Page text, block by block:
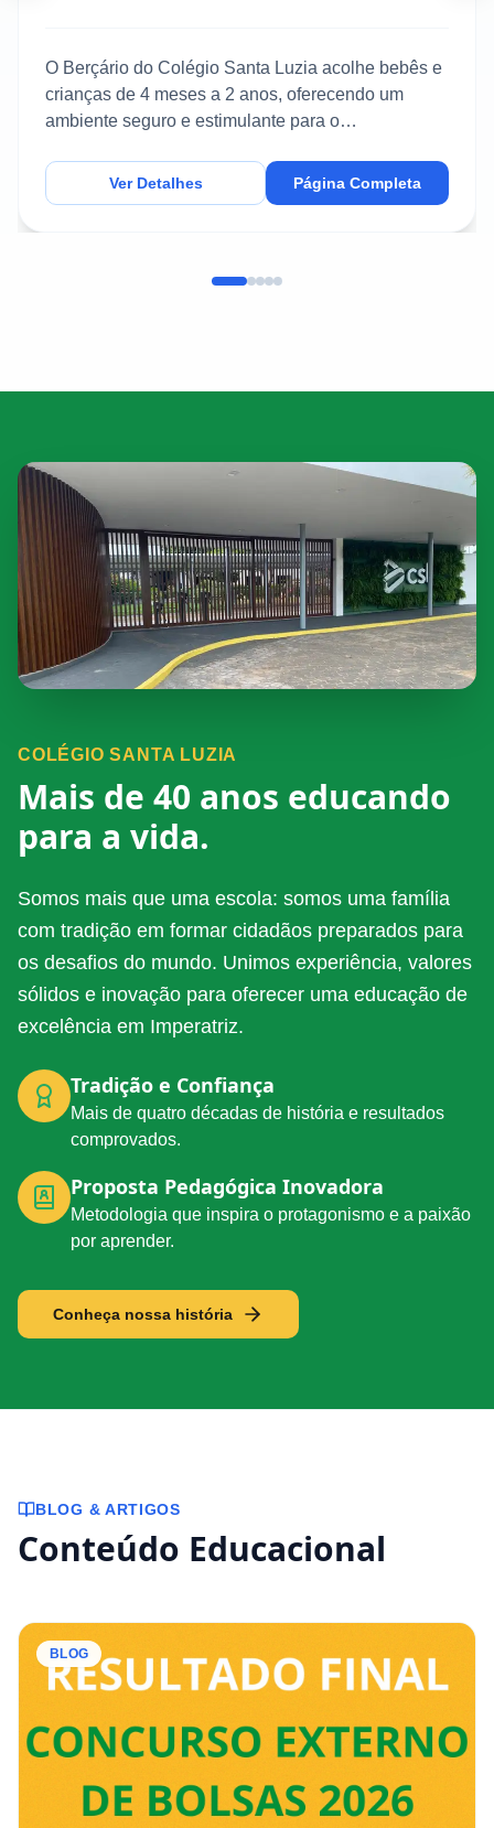
O Berçário do Colégio Santa Luzia acolhe bebês e
crianças de 4 meses a 2 anos, oferecendo um
ambiente seguro e estimulante para o
Ver Detalhes Página Completa
COLÉGIO SANTA LUZIA
Mais de 40 anos educando
para a vida.
Somos mais que uma escola: somos uma família
com tradição em formar cidadãos preparados para
os desafios do mundo. Unimos experiência, valores
sólidos e inovação para oferecer uma educação de
excelência em Imperatriz.
Tradição e Confiança
Mais de quatro décadas de história e resultados
comprovados.
Proposta Pedagógica Inovadora
Metodologia que inspira o protagonismo e a paixão
por aprender.
Conheça nossa história
BLOG & ARTIGOS
Conteúdo Educacional
BLOG